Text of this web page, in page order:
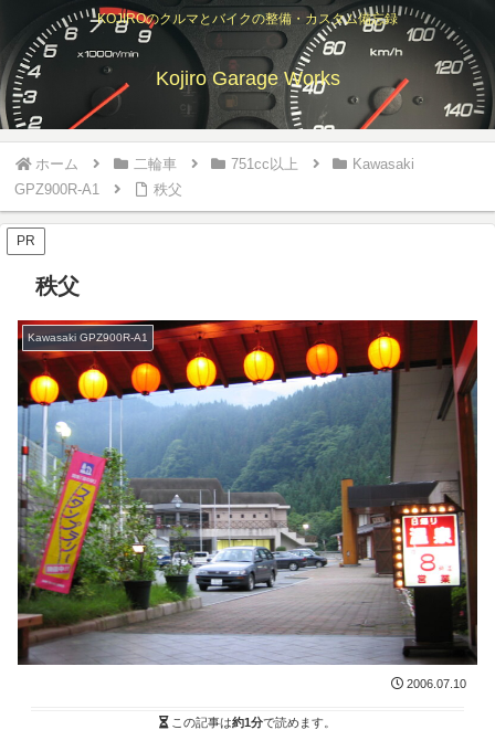
KOJIROのクルマとバイクの整備・カスタム備忘録
Kojiro Garage Works
ホーム 二輪車 751cc以上
Kawasaki
GPZ900R-A1
秩父
PR
秩父
Kawasaki GPZ900R-A1
2006.07.10
この記事は約1分で読めます。